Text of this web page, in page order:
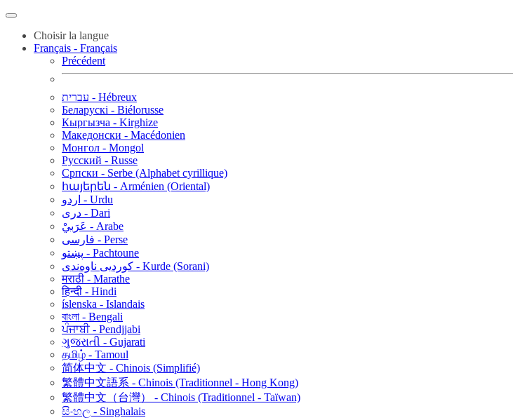
Choisir la langue
Français - Français
Précédent
עברית - Hébreux
Беларускі - Biélorusse
Кыргызча - Kirghize
Македонски - Macédonien
Монгол - Mongol
Русский - Russe
Српски - Serbe (Alphabet cyrillique)
հայերեն - Arménien (Oriental)
اردو - Urdu
دری - Dari
عَرَبيْ - Arabe
فارسی - Perse
پښتو - Pachtoune
کوردیی ناوەندی - Kurde (Sorani)
मराठी - Marathe
हिन्दी - Hindi
íslenska - Islandais
বাংলা - Bengali
ਪੰਜਾਬੀ - Pendjjabi
ગુજરાતી - Gujarati
தமிழ் - Tamoul
简体中文 - Chinois (Simplifié)
繁體中文語系 - Chinois (Traditionnel - Hong Kong)
繁體中文（台灣） - Chinois (Traditionnel - Taïwan)
සිංහල - Singhalais